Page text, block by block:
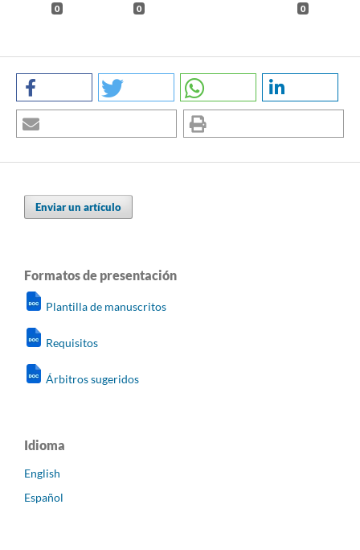
0 0 0
Enviar un artículo
Formatos de presentación
Plantilla de manuscritos
Requisitos
Árbitros sugeridos
Idioma
English
Español